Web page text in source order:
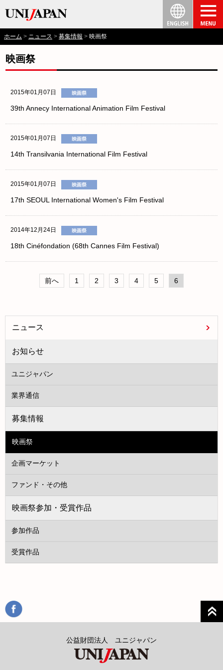
ホーム ニュース 募集情報 映画祭
映画祭
2015年01月07日
39th Annecy International Animation Film Festival
2015年01月07日
14th Transilvania International Film Festival
2015年01月07日
17th SEOUL International Women's Film Festival
2014年12月24日
18th Cinéfondation (68th Cannes Film Festival)
前へ 1 2 3 4 5 6
ニュース
お知らせ
ユニジャパン
業界通信
募集情報
映画祭
企画マーケット
ファンド・その他
映画祭参加・受賞作品
参加作品
受賞作品
公益財団法人 ユニジャパン